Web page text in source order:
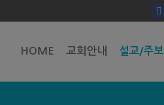
HOME 교회안내 설교/주보